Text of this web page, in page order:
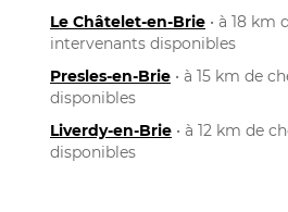
Le Châtelet-en-Brie • à 18 km
intervenants disponibles
Presles-en-Brie • à 15 km de
disponibles
Liverdy-en-Brie • à 12 km de
disponibles